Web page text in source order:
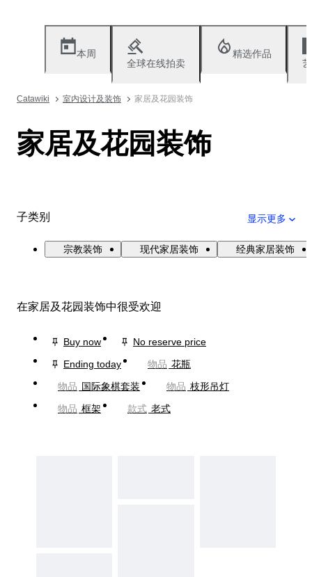
本周
全球在线拍卖
精选作品
Catawiki 室内设计及装饰 家居及花园装饰
家居及花园装饰
子类别 显示更多
宗教装饰 现代家居装饰 经典家居装饰
在家居及花园装饰中很受欢迎
Buy now
No reserve price
Ending today
物品 花瓶
物品 国际象棋套装 物品 枝形吊灯
物品 框架 款式 老式